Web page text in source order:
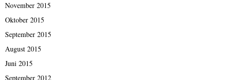
November 2015
Oktober 2015
September 2015
August 2015
Juni 2015
September 2012